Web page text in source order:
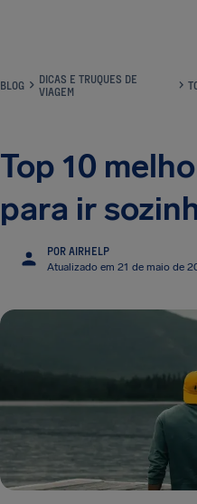
BLOG
DICAS E TRUQUES DE
VIAGEM
Top 10
para ir
POR AIRHELP
Atualizado em 21 de maio de